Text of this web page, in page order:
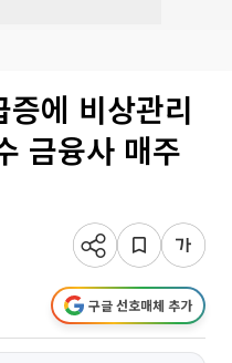
에 비상관리
금융사 매주
구글 선호매체 추가